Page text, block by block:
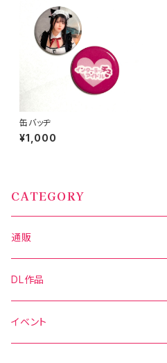
缶バッヂ
¥1,000
CATEGORY
通販
写真集
グッズ
DL作品
DL写真集
イベント